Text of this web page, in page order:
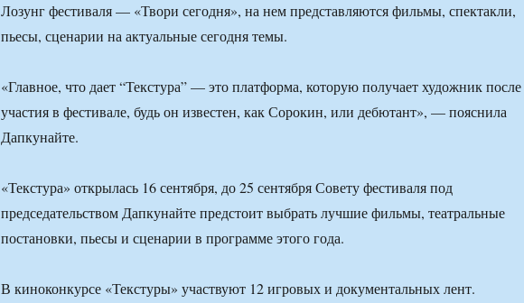
Лозунг фестиваля — «Твори сегодня», на нем представляются фильмы, спектакли,
пьесы, сценарии на актуальные сегодня темы.
«Главное, что дает “Текстура” — это платформа, которую получает художник после
участия в фестивале, будь он известен, как Сорокин, или дебютант», — пояснила
Дапкунайте.
«Текстура» открылась 16 сентября, до 25 сентября Совету фестиваля под
председательством Дапкунайте предстоит выбрать лучшие фильмы, театральные
постановки, пьесы и сценарии в программе этого года.
В киноконкурсе «Текстуры» участвуют 12 игровых и документальных лент.